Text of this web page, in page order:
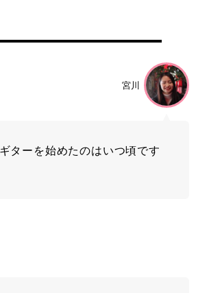
宮川
ターを始めたのはいつ頃です